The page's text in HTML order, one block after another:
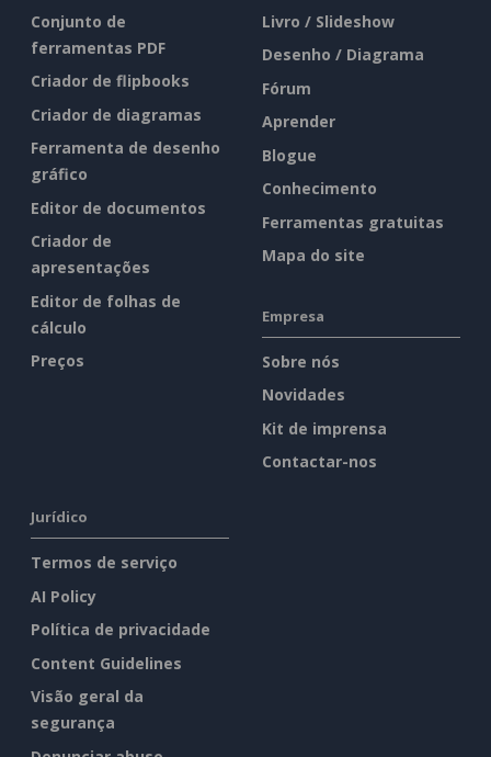
Conjunto de
ferramentas PDF
Criador de flipbooks
Criador de diagramas
Ferramenta de desenho
gráfico
Editor de documentos
Criador de
apresentações
Editor de folhas de
cálculo
Preços
Livro / Slideshow
Desenho / Diagrama
Fórum
Aprender
Blogue
Conhecimento
Ferramentas gratuitas
Mapa do site
Empresa
Sobre nós
Novidades
Kit de imprensa
Contactar-nos
Jurídico
Termos de serviço
AI Policy
Política de privacidade
Content Guidelines
Visão geral da
segurança